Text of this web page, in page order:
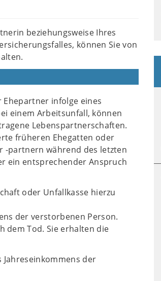
beziehungsweise Ihres
können Sie von
infolge eines
einem Arbeitsunfall, können
Lebenspartnerschaften.
früheren Ehegatten oder
-partnern während des letzten
ein entsprechender Anspruch
oder Unfallkasse hierzu
der verstorbenen Person.
dem Tod. Sie erhalten die
Jahreseinkommens der